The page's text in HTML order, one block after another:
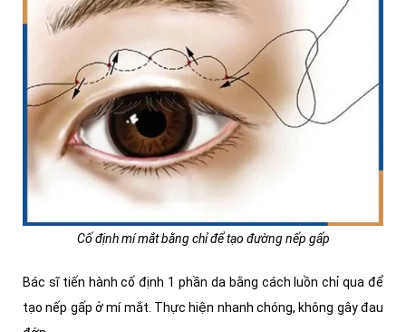
Cố định mí mắt bằng chỉ để tạo đường nếp gấp
Bác sĩ tiến hành cố định 1 phần da bằng cách luồn chỉ qua để
tạo nếp gấp ở mí mắt. Thực hiện nhanh chóng, không gây đau